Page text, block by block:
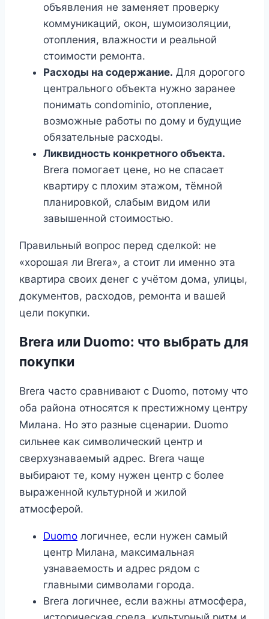
объявления не заменяет проверку
коммуникаций, окон, шумоизоляции,
отопления, влажности и реальной
стоимости ремонта.
Расходы на содержание. Для дорогого
центрального объекта нужно заранее
понимать condominio, отопление,
возможные работы по дому и будущие
обязательные расходы.
Ликвидность конкретного объекта.
Brera помогает цене, но не спасает
квартиру с плохим этажом, тёмной
планировкой, слабым видом или
завышенной стоимостью.
Правильный вопрос перед сделкой: не
«хорошая ли Brera», а стоит ли именно эта
квартира своих денег с учётом дома, улицы,
документов, расходов, ремонта и вашей
цели покупки.
Brera или Duomo: что выбрать для
покупки
Brera часто сравнивают с Duomo, потому что
оба района относятся к престижному центру
Милана. Но это разные сценарии. Duomo
сильнее как символический центр и
сверхузнаваемый адрес. Brera чаще
выбирают те, кому нужен центр с более
выраженной культурной и жилой
атмосферой.
Duomo логичнее, если нужен самый
центр Милана, максимальная
узнаваемость и адрес рядом с
главными символами города.
Brera логичнее, если важны атмосфера,